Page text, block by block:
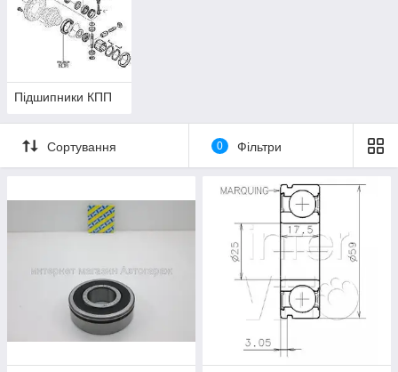
Підшипники КПП
Сортування 0 Фільтри